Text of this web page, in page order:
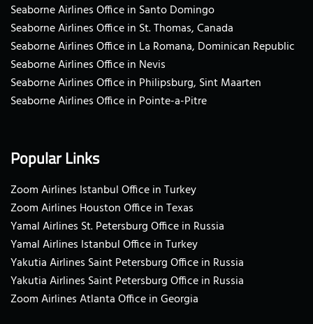
Seaborne Airlines Office in Santo Domingo
Seaborne Airlines Office in St. Thomas, Canada
Seaborne Airlines Office in La Romana, Dominican Republic
Seaborne Airlines Office in Nevis
Seaborne Airlines Office in Philipsburg, Sint Maarten
Seaborne Airlines Office in Pointe-a-Pitre
Popular Links
Zoom Airlines Istanbul Office in Turkey
Zoom Airlines Houston Office in Texas
Yamal Airlines St. Petersburg Office in Russia
Yamal Airlines Istanbul Office in Turkey
Yakutia Airlines Saint Petersburg Office in Russia
Yakutia Airlines Saint Petersburg Office in Russia
Zoom Airlines Atlanta Office in Georgia